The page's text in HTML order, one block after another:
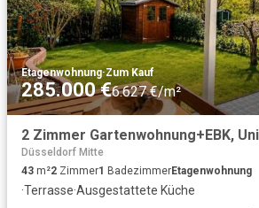
Etagenwohnung·Zum Kauf
285.000 €6.627 €/m²
Düsseldorf Mitte
43 m²2 Zimmer1 BadezimmerEtagenwohnung
·Terrasse·Ausgestattete Küche